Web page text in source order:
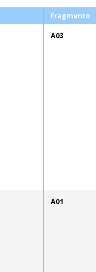
Fragmento
A03
A01